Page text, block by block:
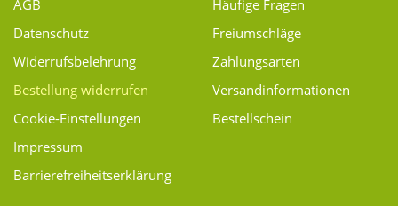
AGB
Datenschutz
Widerrufsbelehrung
Bestellung widerrufen
Cookie-Einstellungen
Impressum
Barrierefreiheitserklärung
Häufige Fragen
Freiumschläge
Zahlungsarten
Versand­informationen
Bestellschein